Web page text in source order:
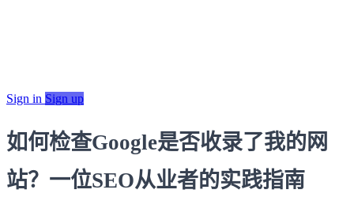
Sign in Sign up
如何检查Google是否收录了我的网
站？一位SEO从业者的实践指南